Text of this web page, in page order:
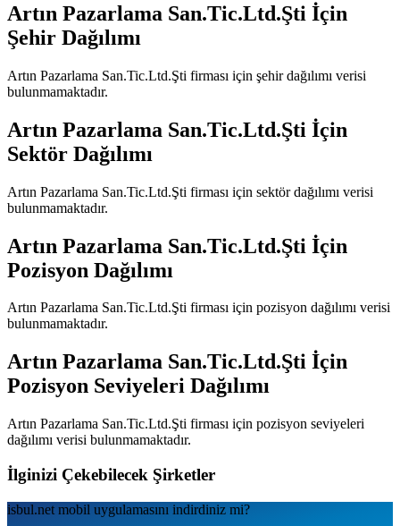
Artın Pazarlama San.Tic.Ltd.Şti İçin
Şehir Dağılımı
Artın Pazarlama San.Tic.Ltd.Şti firması için şehir dağılımı verisi
bulunmamaktadır.
Artın Pazarlama San.Tic.Ltd.Şti İçin
Sektör Dağılımı
Artın Pazarlama San.Tic.Ltd.Şti firması için sektör dağılımı verisi
bulunmamaktadır.
Artın Pazarlama San.Tic.Ltd.Şti İçin
Pozisyon Dağılımı
Artın Pazarlama San.Tic.Ltd.Şti firması için pozisyon dağılımı verisi
bulunmamaktadır.
Artın Pazarlama San.Tic.Ltd.Şti İçin
Pozisyon Seviyeleri Dağılımı
Artın Pazarlama San.Tic.Ltd.Şti firması için pozisyon seviyeleri
dağılımı verisi bulunmamaktadır.
İlginizi Çekebilecek Şirketler
isbul.net mobil uygulamаsını indirdiniz mi?